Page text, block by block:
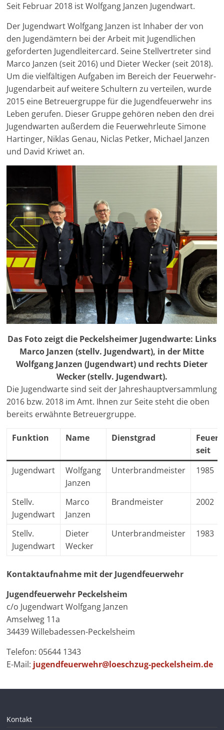
Seit Februar 2018 ist Wolfgang Janzen Jugendwart.
Der Jugendwart Wolfgang Janzen ist Inhaber der von
den Jugendämtern bei der Arbeit mit Jugendlichen
geforderten Jugendleitercard. Seine Stellvertreter sind
Marco Janzen (seit 2016) und Dieter Wecker (seit 2018).
Um die vielfältigen Aufgaben im Bereich der Feuerwehr-
Jugendarbeit auf weitere Schultern zu verteilen, wurde
2015 eine Betreuergruppe für die Jugendfeuerwehr ins
Leben gerufen. Dieser Gruppe gehören neben den drei
Jugendwarten außerdem die Feuerwehrleute Simone
Hartinger, Niklas Genau, Niclas Petker, Michael Janzen
und David Kriwet an.
Das Foto zeigt die Peckelsheimer Jugendwarte: Links
Marco Janzen (stellv. Jugendwart), in der Mitte
Wolfgang Janzen (Jugendwart) und rechts Dieter
Wecker (stellv. Jugendwart).
Die Jugendwarte sind seit der Jahreshauptversammlung
2016 bzw. 2018 im Amt. Ihnen zur Seite steht die oben
bereits erwähnte Betreuergruppe.
Funktion Name Dienstgrad
seit
Jugendwart
Wolfgang
Janzen
Unterbrandmeister 1985
Stellv.
Jugendwart
Marco
Janzen
Brandmeister 2002
Stellv.
Jugendwart
Dieter
Wecker
Unterbrandmeister 1983
Kontaktaufnahme mit der Jugendfeuerwehr
Jugendfeuerwehr Peckelsheim
c/o Jugendwart Wolfgang Janzen
Amselweg 11a
34439 Willebadessen-Peckelsheim
Telefon: 05644 1343
E-Mail: jugendfeuerwehr@loeschzug-peckelsheim.de
Kontakt